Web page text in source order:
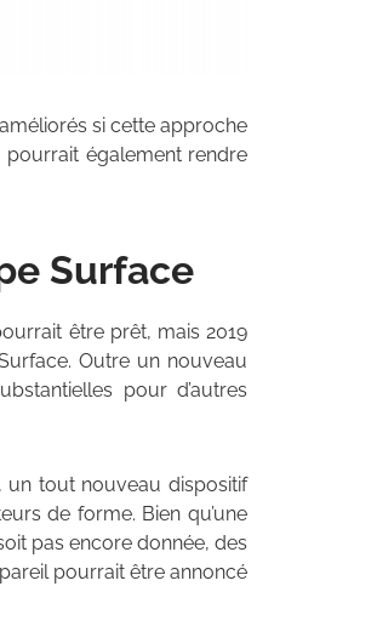
si cette approche
également rendre
Surface
être prêt, mais 2019
Outre un nouveau
pour d’autres
un tout nouveau dispositif
de forme. Bien qu’une
pas encore donnée, des
pourrait être annoncé